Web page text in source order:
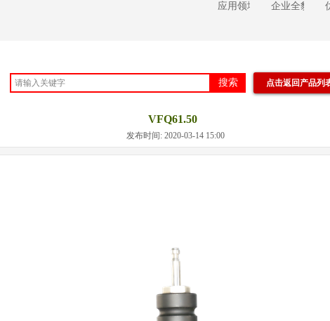
应用领域 企业全貌
点击返回产品列
搜索
VFQ61.50
发布时间: 2020-03-14 15:00